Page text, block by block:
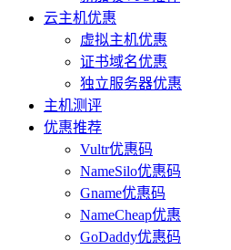
云主机优惠
虚拟主机优惠
证书域名优惠
独立服务器优惠
主机测评
优惠推荐
Vultr优惠码
NameSilo优惠码
Gname优惠码
NameCheap优惠
GoDaddy优惠码